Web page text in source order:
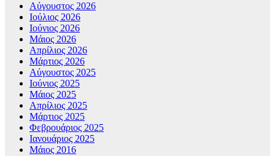
Αύγουστος 2026
Ιούλιος 2026
Ιούνιος 2026
Μάιος 2026
Απρίλιος 2026
Μάρτιος 2026
Αύγουστος 2025
Ιούνιος 2025
Μάιος 2025
Απρίλιος 2025
Μάρτιος 2025
Φεβρουάριος 2025
Ιανουάριος 2025
Μάιος 2016